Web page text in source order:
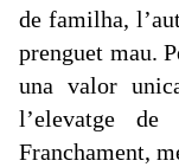
de familha,
prenguet mau.
una valor
l’elevatge
Franchament,